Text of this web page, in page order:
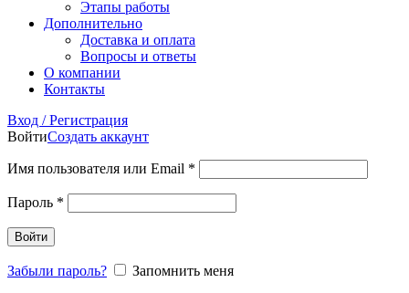
Этапы работы
Дополнительно
Доставка и оплата
Вопросы и ответы
О компании
Контакты
Вход / Регистрация
ВойтиСоздать аккаунт
Имя пользователя или Email *
Пароль *
Войти
Забыли пароль?
Запомнить меня